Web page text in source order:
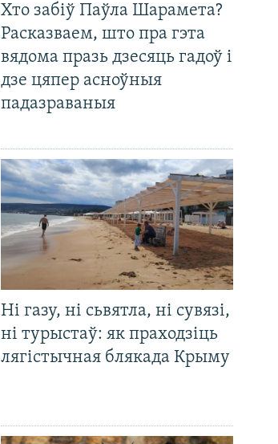
Хто забіў Паўла Шарамета?
Расказваем, што пра гэта
вядома празь дзесяць гадоў і
дзе цяпер асноўныя
падазраваныя
Ні газу, ні сьвятла, ні сувязі,
ні турыстаў: як праходзіць
лягістычная блякада Крыму